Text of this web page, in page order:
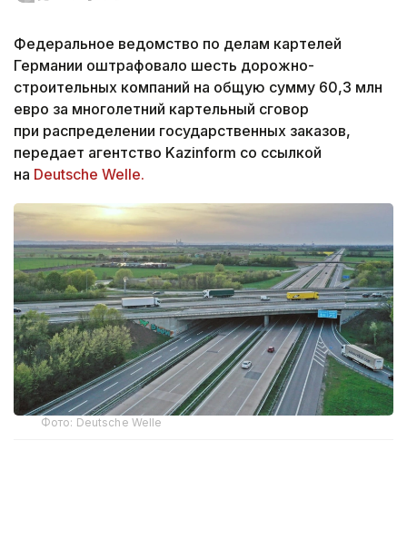
Федеральное ведомство по делам картелей
Германии оштрафовало шесть дорожно-
строительных компаний на общую сумму 60,3 млн
евро за многолетний картельный сговор
при распределении государственных заказов,
передает агентство Kazinform со ссылкой
на Deutsche Welle.
Фото: Deutsche Welle